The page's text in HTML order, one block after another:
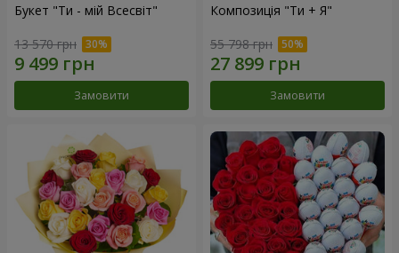
Букет "Ти - мій Всесвіт"
13 570 грн
Замовити
Композиція "Ти + Я"
55 798 грн
Замовити